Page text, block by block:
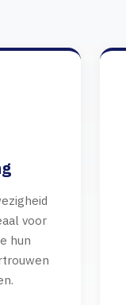
voor
hun